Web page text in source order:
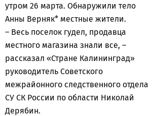
утром 26 марта. Обнаружили тело
Анны Верняк* местные жители.
– Весь поселок гудел, продавца
местного магазина знали все, –
рассказал «Стране Калининград»
руководитель Советского
межрайонного следственного отдела
СУ СК России по области Николай
Дерябин.